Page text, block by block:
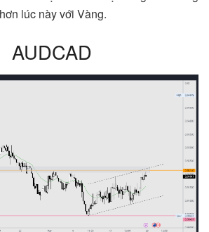
lúc này với Vàng.
AUDCAD